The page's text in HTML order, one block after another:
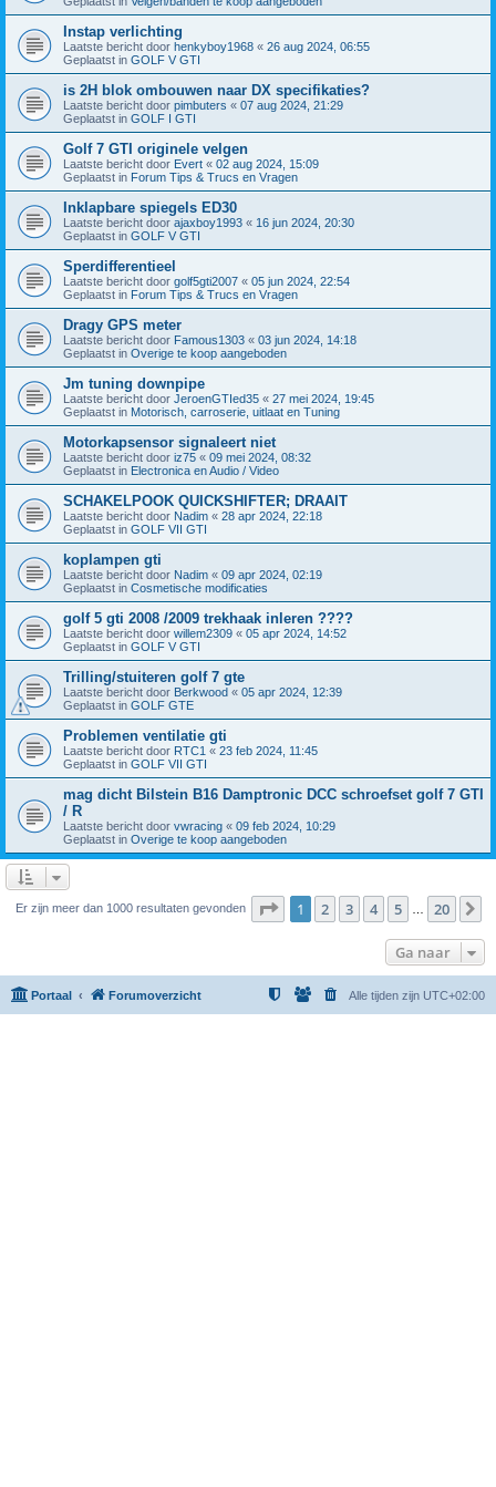
Instap verlichting
Laatste bericht door henkyboy1968 « 26 aug 2024, 06:55
Geplaatst in GOLF V GTI
is 2H blok ombouwen naar DX specifikaties?
Laatste bericht door pimbuters « 07 aug 2024, 21:29
Geplaatst in GOLF I GTI
Golf 7 GTI originele velgen
Laatste bericht door Evert « 02 aug 2024, 15:09
Geplaatst in Forum Tips & Trucs en Vragen
Inklapbare spiegels ED30
Laatste bericht door ajaxboy1993 « 16 jun 2024, 20:30
Geplaatst in GOLF V GTI
Sperdifferentieel
Laatste bericht door golf5gti2007 « 05 jun 2024, 22:54
Geplaatst in Forum Tips & Trucs en Vragen
Dragy GPS meter
Laatste bericht door Famous1303 « 03 jun 2024, 14:18
Geplaatst in Overige te koop aangeboden
Jm tuning downpipe
Laatste bericht door JeroenGTIed35 « 27 mei 2024, 19:45
Geplaatst in Motorisch, carroserie, uitlaat en Tuning
Motorkapsensor signaleert niet
Laatste bericht door iz75 « 09 mei 2024, 08:32
Geplaatst in Electronica en Audio / Video
SCHAKELPOOK QUICKSHIFTER; DRAAIT
Laatste bericht door Nadim « 28 apr 2024, 22:18
Geplaatst in GOLF VII GTI
koplampen gti
Laatste bericht door Nadim « 09 apr 2024, 02:19
Geplaatst in Cosmetische modificaties
golf 5 gti 2008 /2009 trekhaak inleren ????
Laatste bericht door willem2309 « 05 apr 2024, 14:52
Geplaatst in GOLF V GTI
Trilling/stuiteren golf 7 gte
Laatste bericht door Berkwood « 05 apr 2024, 12:39
Geplaatst in GOLF GTE
Problemen ventilatie gti
Laatste bericht door RTC1 « 23 feb 2024, 11:45
Geplaatst in GOLF VII GTI
mag dicht Bilstein B16 Damptronic DCC schroefset golf 7 GTI
/ R
Laatste bericht door vwracing « 09 feb 2024, 10:29
Geplaatst in Overige te koop aangeboden
Er zijn meer dan 1000 resultaten gevonden Pagina van 20
1 2 3 4 5 20
Ga naar
Portaal Forumoverzicht Alle tijden zijn UTC+02:00